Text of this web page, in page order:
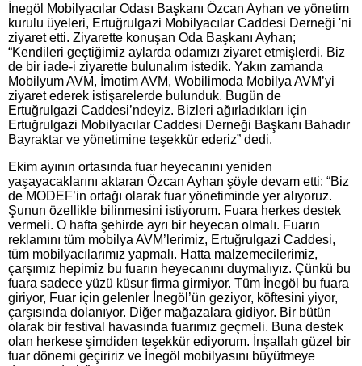
İnegöl Mobilyacılar Odası Başkanı Özcan Ayhan ve yönetim
kurulu üyeleri, Ertuğrulgazi Mobilyacılar Caddesi Derneği 'ni
ziyaret etti. Ziyarette konuşan Oda Başkanı Ayhan;
“Kendileri geçtiğimiz aylarda odamızı ziyaret etmişlerdi. Biz
de bir iade-i ziyarette bulunalım istedik. Yakın zamanda
Mobilyum AVM, İmotim AVM, Wobilimoda Mobilya AVM’yi
ziyaret ederek istişarelerde bulunduk. Bugün de
Ertuğrulgazi Caddesi’ndeyiz. Bizleri ağırladıkları için
Ertuğrulgazi Mobilyacılar Caddesi Derneği Başkanı Bahadır
Bayraktar ve yönetimine teşekkür ederiz” dedi.
Ekim ayının ortasında fuar heyecanını yeniden
yaşayacaklarını aktaran Özcan Ayhan şöyle devam etti: “Biz
de MODEF’in ortağı olarak fuar yönetiminde yer alıyoruz.
Şunun özellikle bilinmesini istiyorum. Fuara herkes destek
vermeli. O hafta şehirde ayrı bir heyecan olmalı. Fuarın
reklamını tüm mobilya AVM’lerimiz, Ertuğrulgazi Caddesi,
tüm mobilyacılarımız yapmalı. Hatta malzemecilerimiz,
çarşımız hepimiz bu fuarın heyecanını duymalıyız. Çünkü bu
fuara sadece yüzü küsur firma girmiyor. Tüm İnegöl bu fuara
giriyor, Fuar için gelenler İnegöl’ün geziyor, köftesini yiyor,
çarşısında dolanıyor. Diğer mağazalara gidiyor. Bir bütün
olarak bir festival havasında fuarımız geçmeli. Buna destek
olan herkese şimdiden teşekkür ediyorum. İnşallah güzel bir
fuar dönemi geçiririz ve İnegöl mobilyasını büyütmeye